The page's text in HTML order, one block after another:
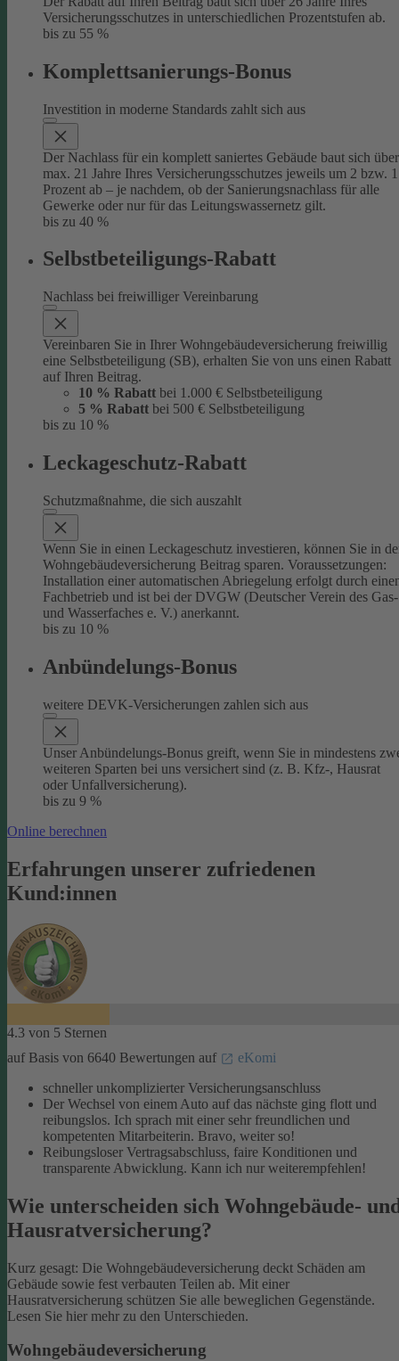
Versicherungsschutzes in unterschiedlichen Prozentstufen ab.
bis zu 55 %
Komplettsanierungs-Bonus
Investition in moderne Standards zahlt sich aus
Der Nachlass für ein komplett saniertes Gebäude baut sich über
max. 21 Jahre Ihres Versicherungsschutzes jeweils um 2 bzw. 1
Prozent ab – je nachdem, ob der Sanierungsnachlass für alle
Gewerke oder nur für das Leitungswassernetz gilt.
bis zu 40 %
Selbstbeteiligungs-Rabatt
Nachlass bei freiwilliger Vereinbarung
Vereinbaren Sie in Ihrer Wohngebäudeversicherung freiwillig
eine Selbstbeteiligung (SB), erhalten Sie von uns einen Rabatt
auf Ihren Beitrag.
10 % Rabatt bei 1.000 € Selbstbeteiligung
5 % Rabatt bei 500 € Selbstbeteiligung
bis zu 10 %
Leckageschutz-Rabatt
Schutzmaßnahme, die sich auszahlt
Wenn Sie in einen Leckageschutz investieren, können Sie in
Wohngebäudeversicherung Beitrag sparen. Voraussetzungen:
Installation einer automatischen Abriegelung erfolgt durch
Fachbetrieb und ist bei der DVGW (Deutscher Verein des Gas-
und Wasserfaches e. V.) anerkannt.
bis zu 10 %
Anbündelungs-Bonus
weitere DEVK-Versicherungen zahlen sich aus
Unser Anbündelungs-Bonus greift, wenn Sie in mindestens
weiteren Sparten bei uns versichert sind (z. B. Kfz-, Hausrat
oder Unfallversicherung).
bis zu 9 %
Online berechnen
Erfahrungen unserer zufriedenen
Kund:innen
4.3 von 5 Sternen
auf Basis von 6640 Bewertungen auf
eKomi
schneller unkomplizierter Versicherungsanschluss
Der Wechsel von einem Auto auf das nächste ging flott und
reibungslos. Ich sprach mit einer sehr freundlichen und
kompetenten Mitarbeiterin. Bravo, weiter so!
Reibungsloser Vertragsabschluss, faire Konditionen und
transparente Abwicklung. Kann ich nur weiterempfehlen!
Wie unterscheiden sich Wohngebäude-
Hausratversicherung?
Kurz gesagt: Die Wohngebäudeversicherung deckt Schäden am
Gebäude sowie fest verbauten Teilen ab. Mit einer
Hausratversicherung schützen Sie alle beweglichen Gegenstände.
Lesen Sie hier mehr zu den Unterschieden.
Wohngebäudeversicherung